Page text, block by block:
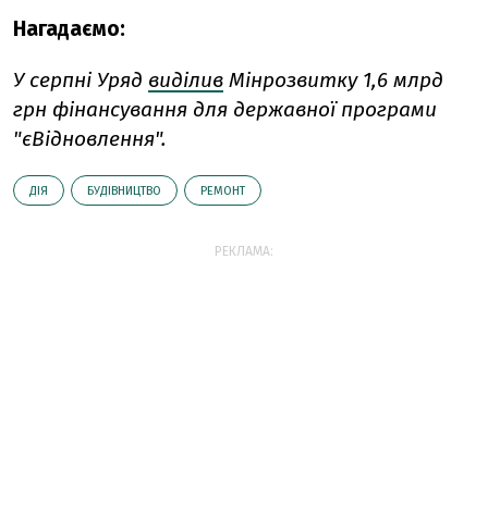
Нагадаємо:
У серпні Уряд виділив Мінрозвитку 1,6 млрд
грн фінансування для державної програми
"єВідновлення".
ДІЯ БУДІВНИЦТВО РЕМОНТ
РЕКЛАМА: